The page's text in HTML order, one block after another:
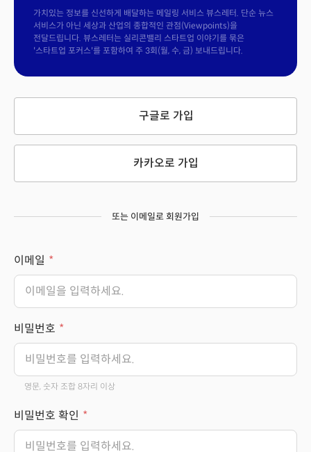
가치있는 정보를 신선하게 배달하는 메일링 서비스 뷰스레터. 단순 뉴스
서비스가 아닌 세상과 산업의 종합적인 관점(Viewpoints)을
전달드립니다. 뷰스레터는 실리콘밸리 스타트업 이야기를 묶은
'스타트업 포커스'를 포함하여 주 3회(월, 수, 금) 보내드립니다.
구글로 가입
카카오로 가입
또는 이메일로 회원가입
이메일
비밀번호
영문, 숫자 조합 8자리 이상
비밀번호 확인